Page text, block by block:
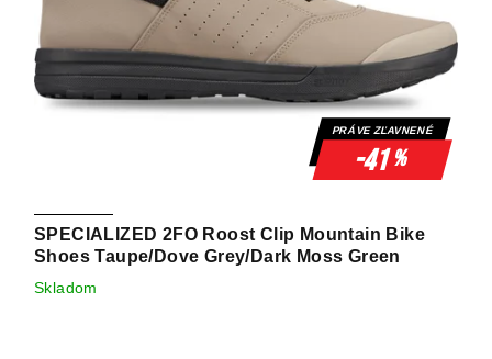
PRÁVE ZĽAVNENÉ
-41%
SPECIALIZED 2FO Roost Clip Mountain Bike
Shoes Taupe/Dove Grey/Dark Moss Green
Skladom